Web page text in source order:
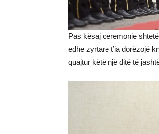
Pas kësaj ceremonie
edhe zyrtare t’ia dorëzojë
quajtur këtë një ditë të